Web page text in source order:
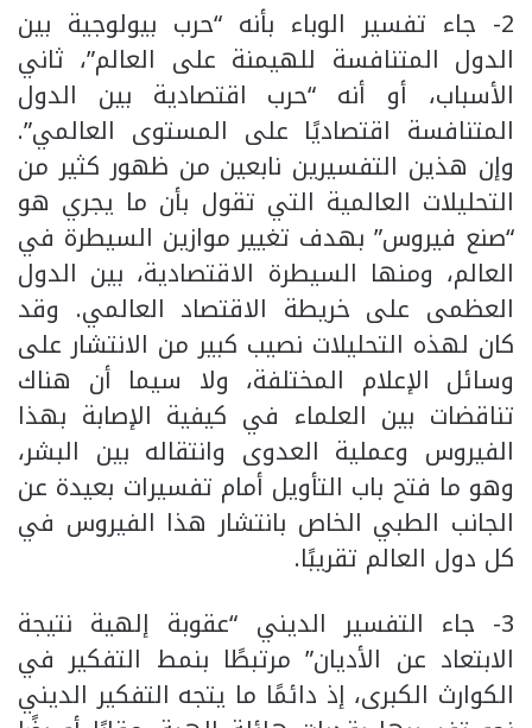
2- جاء تفسير الوباء بأنه “حرب بيولوجية بين
الدول المتنافسة للهيمنة على العالم”، ثاني
الأسباب، أو أنه “حرب اقتصادية بين الدول
المتنافسة اقتصاديًا على المستوى العالمي”.
وإن هذين التفسيرين نابعين من ظهور كثير من
التحليلات العالمية التي تقول بأن ما يجري هو
“صنع فيروس” بهدف تغيير موازين السيطرة في
العالم، ومنها السيطرة الاقتصادية، بين الدول
العظمى على خريطة الاقتصاد العالمي. وقد
كان لهذه التحليلات نصيب كبير من الانتشار على
وسائل الإعلام المختلفة، ولا سيما أن هناك
تناقضات بين العلماء في كيفية الإصابة بهذا
الفيروس وعملية العدوى وانتقاله بين البشر،
وهو ما فتح باب التأويل أمام تفسيرات بعيدة عن
الجانب الطبي الخاص بانتشار هذا الفيروس في
كل دول العالم تقريبًا.
3- جاء التفسير الديني “عقوبة إلهية نتيجة
الابتعاد عن الأديان” مرتبطًا بنمط التفكير في
الكوارث الكبرى، إذ دائمًا ما يتجه التفكير الديني